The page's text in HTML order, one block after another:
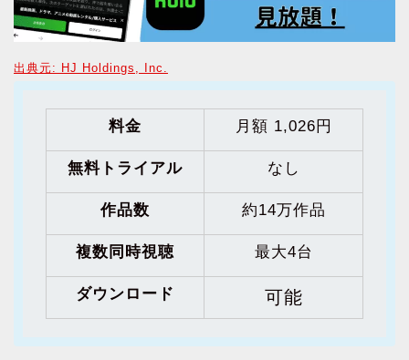
出典元: HJ Holdings, Inc.
料金 月額 1,026円
無料トライアル なし
作品数 約14万作品
複数同時視聴 最大4台
ダウンロード 可能